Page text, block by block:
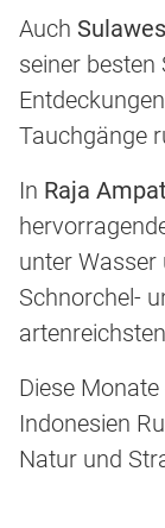
Auch
seiner besten
Tauchgänge
In Raja Ampat
unter
Schnorchel-
Diese
Indonesien
Natur und